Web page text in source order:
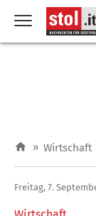
» Wirtschaft
Freitag, 7.